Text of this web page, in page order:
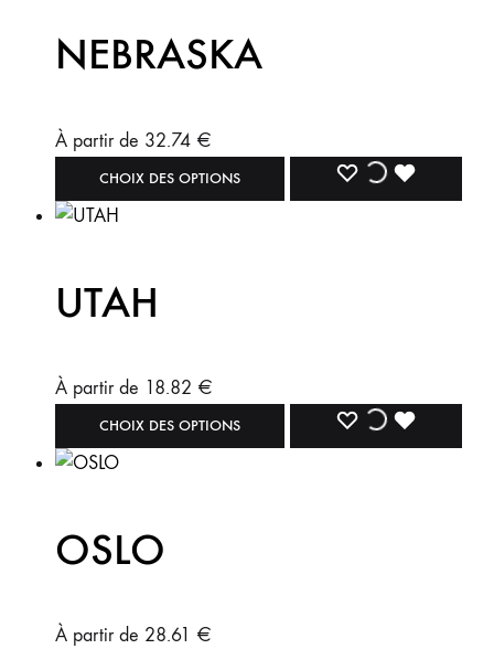
NEBRASKA
À partir de 32.74 €
CHOIX DES OPTIONS
UTAH
À partir de 18.82 €
CHOIX DES OPTIONS
OSLO
À partir de 28.61 €